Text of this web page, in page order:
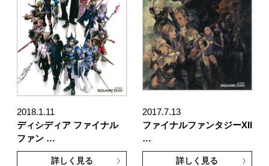
2018.1.11
ディシディア ファイナル
ファン …
詳しく見る
2017.7.13
ファイナルファンタジーXII
…
詳しく見る